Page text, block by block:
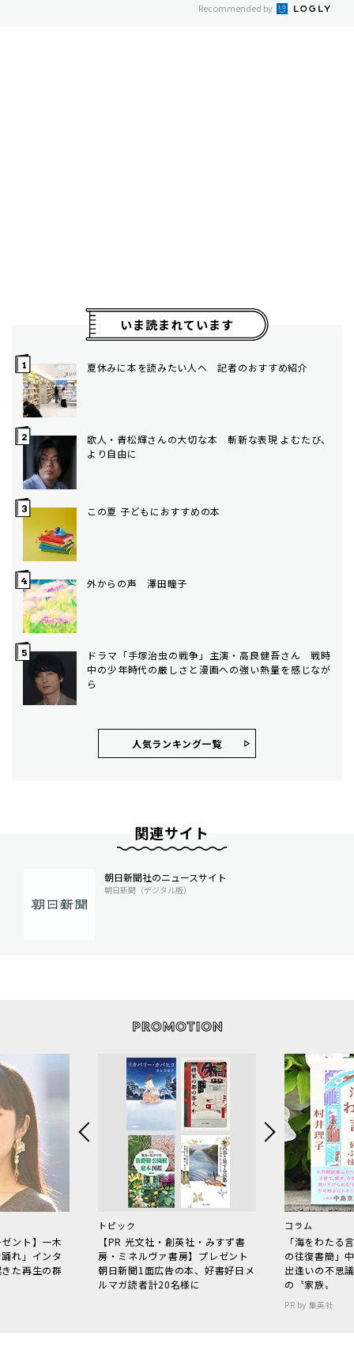
Recommended by
いま読まれています
夏休みに本を読みたい人へ 記者のおすすめ紹介
歌人・青松輝さんの大切な本 斬新な表現 よむたび、
より自由に
この夏 子どもにおすすめの本
外からの声 澤田瞳子
ドラマ「手塚治虫の戦争」主演・高良健吾さん 戦時
中の少年時代の厳しさと漫画への強い熱量を感じなが
ら
人気ランキング⼀覧
関連サイト
朝日新聞社のニュースサイト
朝日新聞（デジタル版）
ント】一木
れ」インタ
た再生の群
トピック
【PR 光文社・創英社・みすず書
房・ミネルヴァ書房】プレゼント
朝日新聞1面広告の本、好書好日メ
ルマガ読者計20名様に
コラム
「海をわた
の往復書簡」
出逢いの不思
の〝家族〟
PR by 集英社